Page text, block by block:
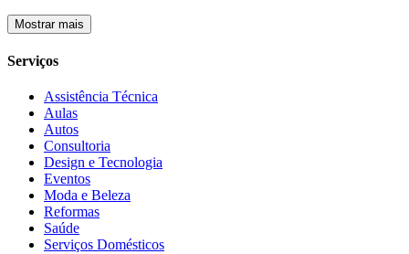
Mostrar mais
Serviços
Assistência Técnica
Aulas
Autos
Consultoria
Design e Tecnologia
Eventos
Moda e Beleza
Reformas
Saúde
Serviços Domésticos